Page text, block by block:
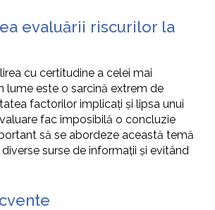
evaluării riscurilor la
cu certitudine a celei mai
lume este o sarcină extrem de
factorilor implicați și lipsa unui
fac imposibilă o concluzie
să se abordeze această temă
surse de informații și evitând